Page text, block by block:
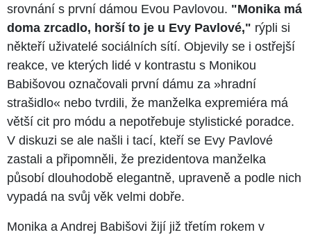
srovnání s první dámou Evou Pavlovou. "Monika má
doma zrcadlo, horší to je u Evy Pavlové," rýpli si
někteří uživatelé sociálních sítí. Objevily se i ostřejší
reakce, ve kterých lidé v kontrastu s Monikou
Babišovou označovali první dámu za »hradní
strašidlo« nebo tvrdili, že manželka expremiéra má
větší cit pro módu a nepotřebuje stylistické poradce.
V diskuzi se ale našli i tací, kteří se Evy Pavlové
zastali a připomněli, že prezidentova manželka
působí dlouhodobě elegantně, upraveně a podle nich
vypadá na svůj věk velmi dobře.
Monika a Andrej Babišovi žijí již třetím rokem v